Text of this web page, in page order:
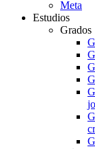
Meta
Estudios
Grados